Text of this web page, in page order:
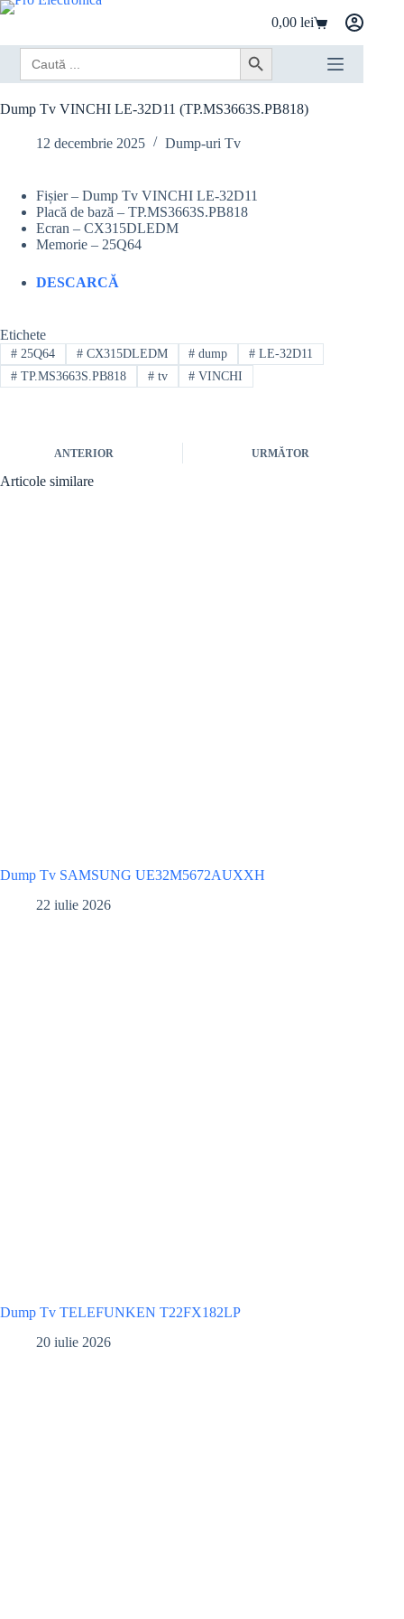
Sari
Coș
de
cumpărături
0,00lei
Search
for:
Search Button
Dump Tv VINCHI LE-32D11 (TP.MS3663S.PB818)
12 decembrie 2025 Dump-uri Tv
Fișier – Dump Tv VINCHI LE-32D11
Placă de bază – TP.MS3663S.PB818
Ecran – CX315DLEDM
Memorie – 25Q64
DESCARCĂ
Etichete
#25Q64 #CX315DLEDM # dump # LE-32D11
#TP.MS3663S.PB818 #tv # VINCHI
ANTERIOR URMĂTOR
Articole similare
Dump Tv SAMSUNG UE32M5672AUXXH
22 iulie 2026
Dump Tv TELEFUNKEN T22FX182LP
20 iulie 2026